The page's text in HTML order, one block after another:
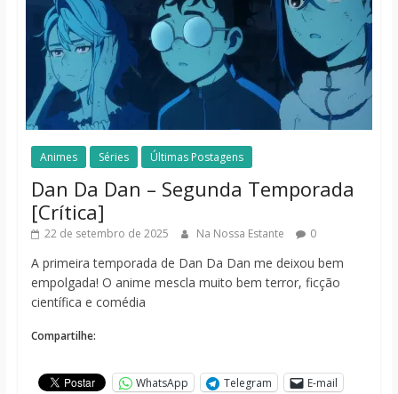
Animes Séries Últimas Postagens
Dan Da Dan – Segunda Temporada
[Crítica]
22 de setembro de 2025 Na Nossa Estante 0
A primeira temporada de Dan Da Dan me deixou bem
empolgada! O anime mescla muito bem terror, ficção
científica e comédia
Compartilhe:
WhatsApp Telegram E-mail